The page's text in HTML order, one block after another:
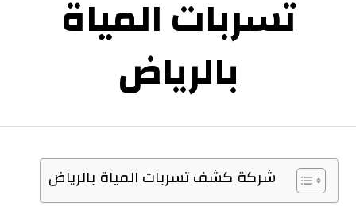
تسربات المياة
بالرياض
شركة كشف تسربات المياة بالرياض